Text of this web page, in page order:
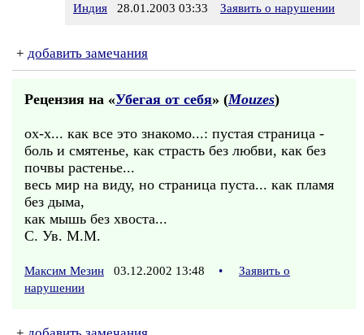
Индия 28.01.2003 03:33 Заявить о нарушении
+ добавить замечания
Рецензия на «Убегая от себя» (Mouzes)
ох-х... как все это знакомо...: пустая страница -
боль и смятенье, как страсть без любви, как без
почвы растенье...
весь мир на виду, но страница пуста... как пламя
без дыма,
как мышь без хвоста...
С. Ув. М.М.
Максим Мезин 03.12.2002 13:48 •
Заявить о
нарушении